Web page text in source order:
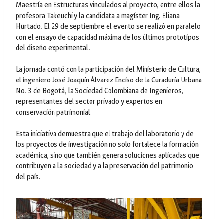
Maestría en Estructuras vinculados al proyecto, entre ellos la
profesora Takeuchi y la candidata a magíster Ing. Eliana
Hurtado. El 29 de septiembre el evento se realizó en paralelo
con el ensayo de capacidad máxima de los últimos prototipos
del diseño experimental.
La jornada contó con la participación del Ministerio de Cultura,
el ingeniero José Joaquín Álvarez Enciso de la Curaduría Urbana
No. 3 de Bogotá, la Sociedad Colombiana de Ingenieros,
representantes del sector privado y expertos en
conservación patrimonial.
Esta iniciativa demuestra que el trabajo del laboratorio y de
los proyectos de investigación no solo fortalece la formación
académica, sino que también genera soluciones aplicadas que
contribuyen a la sociedad y a la preservación del patrimonio
del país.